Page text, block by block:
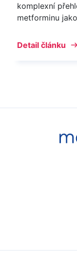
komplexní
metforminu
Detail článku